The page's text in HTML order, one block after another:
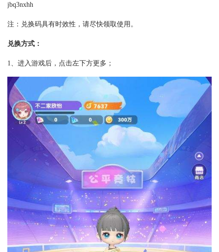
jbq3nxhh
注：兑换码具有时效性，请尽快领取使用。
兑换方式：
1、进入游戏后，点击左下方更多；